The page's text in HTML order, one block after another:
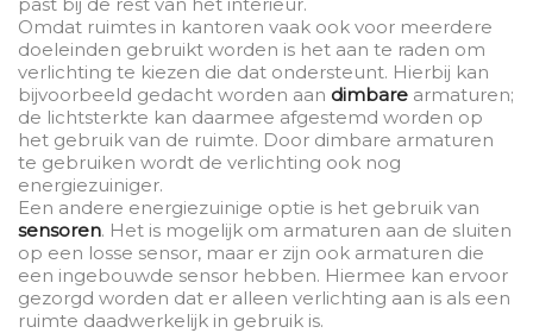
Omdat ruimtes in kantoren vaak ook voor meerdere
doeleinden gebruikt worden is het aan te raden om
verlichting te kiezen die dat ondersteunt. Hierbij kan
bijvoorbeeld gedacht worden aan dimbare armaturen;
de lichtsterkte kan daarmee afgestemd worden op
het gebruik van de ruimte. Door dimbare armaturen
te gebruiken wordt de verlichting ook nog
energiezuiniger.
Een andere energiezuinige optie is het gebruik van
sensoren. Het is mogelijk om armaturen aan de sluiten
op een losse sensor, maar er zijn ook armaturen die
een ingebouwde sensor hebben. Hiermee kan ervoor
gezorgd worden dat er alleen verlichting aan is als een
ruimte daadwerkelijk in gebruik is.